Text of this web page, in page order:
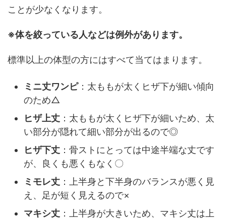
ことが少なくなります。
※体を絞っている人などは例外があります。
標準以上の体型の方にはすべて当てはまります。
ミニ丈ワンピ：太ももが太くヒザ下が細い傾向
のため△
ヒザ上丈 ：太ももが太くヒザ下が細いため、太
い部分が隠れて細い部分が出るので◎
ヒザ下丈 ：骨ストにとっては中途半端な丈です
が、良くも悪くもなく〇
ミモレ丈 ：上半身と下半身のバランスが悪く見
え、足が短く見えるので×
マキシ丈 ：上半身が大きいため、マキシ丈は上